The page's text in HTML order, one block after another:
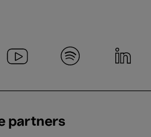
partners